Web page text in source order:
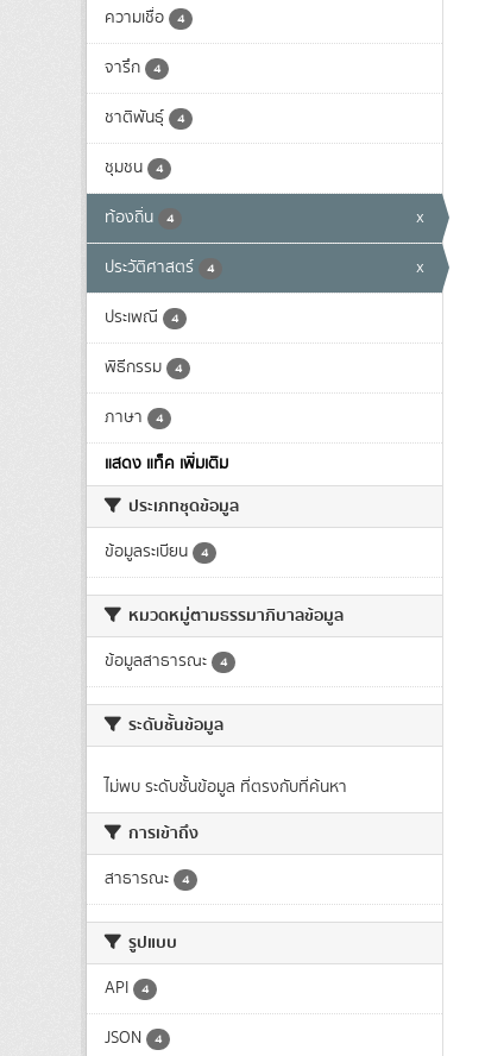
ความเชื่อ 4
จารึก 4
ชาติพันธุ์ 4
ชุมชน 4
ท้องถิ่น 4 x
ประวัติศาสตร์ 4 x
ประเพณี 4
พิธีกรรม 4
ภาษา 4
แสดง แท็ค เพิ่มเติม
ประเภทชุดข้อมูล
ข้อมูลระเบียน 4
หมวดหมู่ตามธรรมาภิบาลข้อมูล
ข้อมูลสาธารณะ 4
ระดับชั้นข้อมูล
ไม่พบ ระดับชั้นข้อมูล ที่ตรงกับที่ค้นหา
การเข้าถึง
สาธารณะ 4
รูปแบบ
API 4
JSON 4